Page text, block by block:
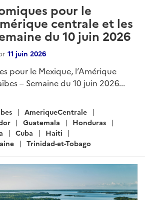
pour le
centrale et les
du 10 juin 2026
11 juin 2026
pour le Mexique, l’Amérique
– Semaine du 10 juin 2026...
AmeriqueCentrale
Guatemala
Honduras
Cuba
Haiti
Trinidad-et-Tobago